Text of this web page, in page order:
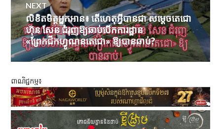
NEXT
Next
post:
លិខិតមិត្តអ្នកអាន៖ តើហេតុអ្វីបានជា សម្ដេចតេជោ
ហ៊ុន សែន ជំរុញឱ្យឆាប់បើកការដ្ឋាន
«ព្រែកជីកហ្វូណនតេជោ» ឱ្យបានឆាប់?
ពាណិជ្ជកម្ម៖